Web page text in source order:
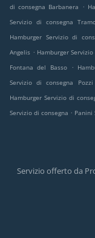
di consegna Barbanera
.
Servizio di consegna
Hamburger Servizio di
Angelis . Hamburger
Fontana del Basso
.
Servizio di consegna
Hamburger Servizio di
Servizio di consegna . Panini
Servizio offerto da